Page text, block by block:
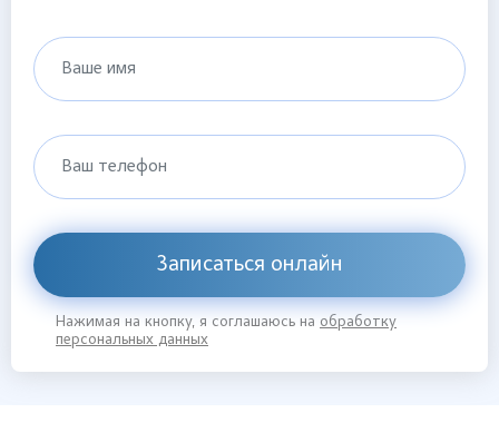
Ваше имя
Ваш телефон
Записаться онлайн
Нажимая на кнопку, я соглашаюсь на обработку
персональных данных